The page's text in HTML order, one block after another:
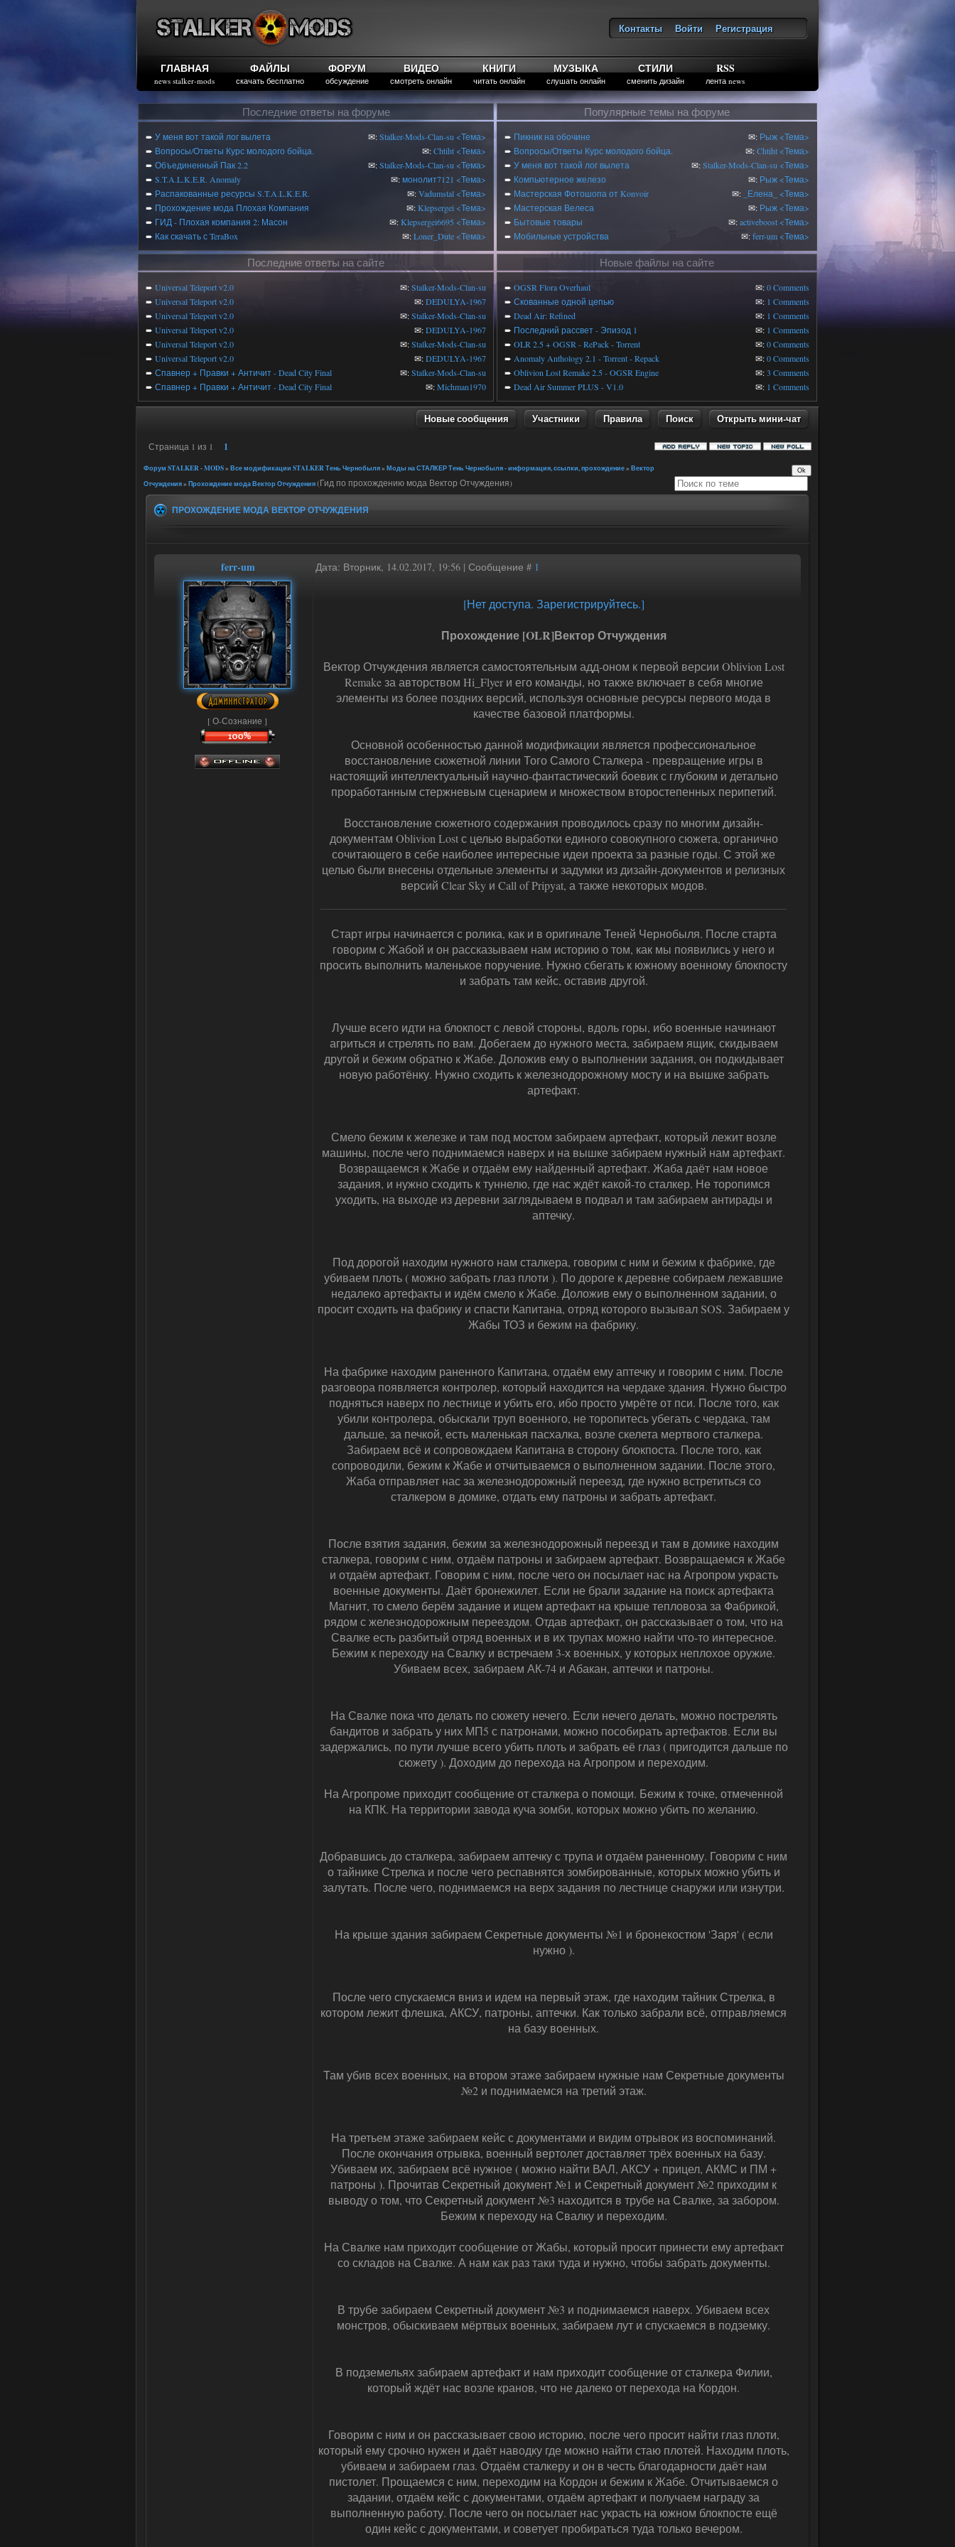
Контакты Войти
Регистрация
ГЛАВНАЯ
news stalker-mods
ФАЙЛЫ
скачать бесплатно
ФОРУМ
обсуждение
ВИДЕО
смотреть онлайн
КНИГИ
читать онлайн
МУЗЫКА
слушать онлайн
СТИЛИ
сменить дизайн
RSS
лента news
Последние ответы на форуме
➨ У меня вот такой лог вылета ✉:Stalker-Mods-Clan-su <Тема>
➨ Вопросы/Ответы Курс молодого бойца. ✉:Chtiht <Тема>
➨ Объединенный Пак 2.2 ✉:Stalker-Mods-Clan-su <Тема>
➨ S.T.A.L.K.E.R. Anomaly ✉:монолит7121 <Тема>
➨ Распакованные ресурсы S.T.A.L.K.E.R. ✉:Vadumstal <Тема>
➨ Прохождение мода Плохая Компания ✉:Klepsergei <Тема>
➨ ГИД - Плохая компания 2: Масон ✉:Klepsergei6695 <Тема>
➨ Как скачать с TeraBox ✉:Loner_Dute <Тема>
Популярные темы на форуме
➨ Пикник на обочине ✉: Рыж <Тема>
➨ Вопросы/Ответы Курс молодого бойца. ✉:Chtiht <Тема>
➨ У меня вот такой лог вылета ✉:Stalker-Mods-Clan-su <Тема>
➨ Компьютерное железо ✉: Рыж <Тема>
➨ Мастерская Фотошопа от Konvoir ✉: _Елена_
<Тема>
➨ Мастерская Велеса ✉: Рыж <Тема>
➨ Бытовые товары ✉:activeboost <Тема>
➨ Мобильные устройства ✉:ferr-um <Тема>
Последние ответы на сайте
➨ Universal Teleport v2.0 ✉:Stalker-Mods-Clan-su
➨ Universal Teleport v2.0 ✉:DEDULYA-1967
➨ Universal Teleport v2.0 ✉:Stalker-Mods-Clan-su
➨ Universal Teleport v2.0 ✉:DEDULYA-1967
➨ Universal Teleport v2.0 ✉:Stalker-Mods-Clan-su
➨ Universal Teleport v2.0 ✉:DEDULYA-1967
➨ Спавнер + Правки + Античит - Dead City Final ✉:Stalker-Mods-Clan-su
➨ Спавнер + Правки + Античит - Dead City Final ✉:Michman1970
Новые файлы на сайте
➨ OGSR Flora Overhaul ✉:0 Comments
➨ Скованные одной цепью ✉: 1 Comments
➨ Dead Air: Refined ✉: 1 Comments
➨ Последний рассвет - Эпизод 1 ✉: 1 Comments
➨ OLR 2.5 + OGSR - RePack - Torrent ✉:0 Comments
➨ Anomaly Anthology 2.1 - Torrent - Repack ✉:0 Comments
➨ Oblivion Lost Remake 2.5 - OGSR Engine ✉:3 Comments
➨ Dead Air Summer PLUS - V1.0 ✉: 1 Comments
Новые сообщения Участники Правила Поиск Открыть мини-чат
Страница 1 из 1 1
Форум STALKER - MODS» Все модификации STALKER Тень Чернобыля» Моды на СТАЛКЕР Тень Чернобыля - информация, ссылки, прохождение» Вектор
Отчуждения» Прохождение мода Вектор Отчуждения(Гид по прохождению мода Вектор Отчуждения)
ПРОХОЖДЕНИЕ МОДА ВЕКТОР ОТЧУЖДЕНИЯ
ferr-um Дата: Вторник, 14.02.2017, 19:56 | Сообщение # 1
[ О-Сознание ]
[Нет доступа. Зарегистрируйтесь.]
Прохождение [OLR]Вектор Отчуждения
Вектор Отчуждения является самостоятельным адд-оном к первой версии Oblivion Lost
Remake за авторством Hi_Flyer и его команды, но также включает в себя многие
элементы из более поздних версий, используя основные ресурсы первого мода в
качестве базовой платформы.
Основной особенностью данной модификации является профессиональное
восстановление сюжетной линии Того Самого Сталкера - превращение игры в
настоящий интеллектуальный научно-фантастический боевик с глубоким и детально
проработанным стержневым сценарием и множеством второстепенных перипетий.
Восстановление сюжетного содержания проводилось сразу по многим дизайн-
документам Oblivion Lost с целью выработки единого совокупного сюжета, органично
сочитающего в себе наиболее интересные идеи проекта за разные годы. С этой же
целью были внесены отдельные элементы и задумки из дизайн-документов и релизных
версий Clear Sky и Call of Pripyat, а также некоторых модов.
Старт игры начинается с ролика, как и в оригинале Теней Чернобыля. После старта
говорим с Жабой и он рассказываем нам историю о том, как мы появились у него и
просить выполнить маленькое поручение. Нужно сбегать к южному военному блокпосту
и забрать там кейс, оставив другой.
Лучше всего идти на блокпост с левой стороны, вдоль горы, ибо военные начинают
агриться и стрелять по вам. Добегаем до нужного места, забираем ящик, скидываем
другой и бежим обратно к Жабе. Доложив ему о выполнении задания, он подкидывает
новую работёнку. Нужно сходить к железнодорожному мосту и на вышке забрать
артефакт.
Смело бежим к железке и там под мостом забираем артефакт, который лежит возле
машины, после чего поднимаемся наверх и на вышке забираем нужный нам артефакт.
Возвращаемся к Жабе и отдаём ему найденный артефакт. Жаба даёт нам новое
задания, и нужно сходить к туннелю, где нас ждёт какой-то сталкер. Не торопимся
уходить, на выходе из деревни заглядываем в подвал и там забираем антирады и
аптечку.
Под дорогой находим нужного нам сталкера, говорим с ним и бежим к фабрике, где
убиваем плоть ( можно забрать глаз плоти ). По дороге к деревне собираем лежавшие
недалеко артефакты и идём смело к Жабе. Доложив ему о выполненном задании, о
просит сходить на фабрику и спасти Капитана, отряд которого вызывал SOS. Забираем у
Жабы ТОЗ и бежим на фабрику.
На фабрике находим раненного Капитана, отдаём ему аптечку и говорим с ним. После
разговора появляется контролер, который находится на чердаке здания. Нужно быстро
подняться наверх по лестнице и убить его, ибо просто умрёте от пси. После того, как
убили контролера, обыскали труп военного, не торопитесь убегать с чердака, там
дальше, за печкой, есть маленькая пасхалка, возле скелета мертвого сталкера.
Забираем всё и сопровождаем Капитана в сторону блокпоста. После того, как
сопроводили, бежим к Жабе и отчитываемся о выполненном задании. После этого,
Жаба отправляет нас за железнодорожный переезд, где нужно встретиться со
сталкером в домике, отдать ему патроны и забрать артефакт.
После взятия задания, бежим за железнодорожный переезд и там в домике находим
сталкера, говорим с ним, отдаём патроны и забираем артефакт. Возвращаемся к Жабе
и отдаём артефакт. Говорим с ним, после чего он посылает нас на Агропром украсть
военные документы. Даёт бронежилет. Если не брали задание на поиск артефакта
Магнит, то смело берём задание и ищем артефакт на крыше тепловоза за Фабрикой,
рядом с железнодорожным переездом. Отдав артефакт, он рассказывает о том, что на
Свалке есть разбитый отряд военных и в их трупах можно найти что-то интересное.
Бежим к переходу на Свалку и встречаем 3-х военных, у которых неплохое оружие.
Убиваем всех, забираем АК-74 и Абакан, аптечки и патроны.
На Свалке пока что делать по сюжету нечего. Если нечего делать, можно пострелять
бандитов и забрать у них МП5 с патронами, можно пособирать артефактов. Если вы
задержались, по пути лучше всего убить плоть и забрать её глаз ( пригодится дальше по
сюжету ). Доходим до перехода на Агропром и переходим.
На Агропроме приходит сообщение от сталкера о помощи. Бежим к точке, отмеченной
на КПК. На территории завода куча зомби, которых можно убить по желанию.
Добравшись до сталкера, забираем аптечку с трупа и отдаём раненному. Говорим с ним
о тайнике Стрелка и после чего респавнятся зомбированные, которых можно убить и
залутать. После чего, поднимаемся на верх задания по лестнице снаружи или изнутри.
На крыше здания забираем Секретные документы №1 и бронекостюм 'Заря' ( если
нужно ).
После чего спускаемся вниз и идем на первый этаж, где находим тайник Стрелка, в
котором лежит флешка, АКСУ, патроны, аптечки. Как только забрали всё, отправляемся
на базу военных.
Там убив всех военных, на втором этаже забираем нужные нам Секретные документы
№2 и поднимаемся на третий этаж.
На третьем этаже забираем кейс с документами и видим отрывок из воспоминаний.
После окончания отрывка, военный вертолет доставляет трёх военных на базу.
Убиваем их, забираем всё нужное ( можно найти ВАЛ, АКСУ + прицел, АКМС и ПМ +
патроны ). Прочитав Секретный документ №1 и Секретный документ №2 приходим к
выводу о том, что Секретный документ №3 находится в трубе на Свалке, за забором.
Бежим к переходу на Свалку и переходим.
На Свалке нам приходит сообщение от Жабы, который просит принести ему артефакт
со складов на Свалке. А нам как раз таки туда и нужно, чтобы забрать документы.
В трубе забираем Секретный документ №3 и поднимаемся наверх. Убиваем всех
монстров, обыскиваем мёртвых военных, забираем лут и спускаемся в подземку.
В подземельях забираем артефакт и нам приходит сообщение от сталкера Филии,
который ждёт нас возле кранов, что не далеко от перехода на Кордон.
Говорим с ним и он рассказывает свою историю, после чего просит найти глаз плоти,
который ему срочно нужен и даёт наводку где можно найти стаю плотей. Находим плоть,
убиваем и забираем глаз. Отдаём сталкеру и он в честь благодарности даёт нам
пистолет. Прощаемся с ним, переходим на Кордон и бежим к Жабе. Отчитываемся о
задании, отдаём кейс с документами, отдаём артефакт и получаем награду за
выполненную работу. После чего он посылает нас украсть на южном блокпосте ещё
один кейс с документами, и советует пробираться туда только вечером.